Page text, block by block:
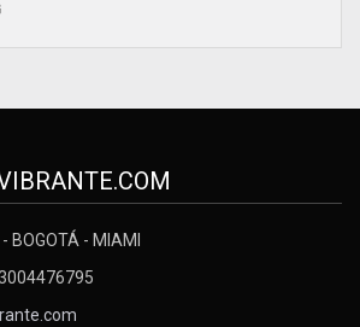
BOGOTÁ - MIAMI